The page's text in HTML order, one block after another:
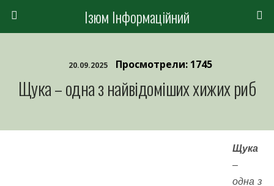
Ізюм Інформаційний
20.09.2025 Просмотрели: 1745
Щука – одна з найвідоміших хижих риб
Щука
–
одна з